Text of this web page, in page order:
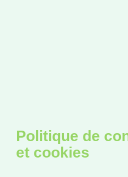
Politique de
et cookies